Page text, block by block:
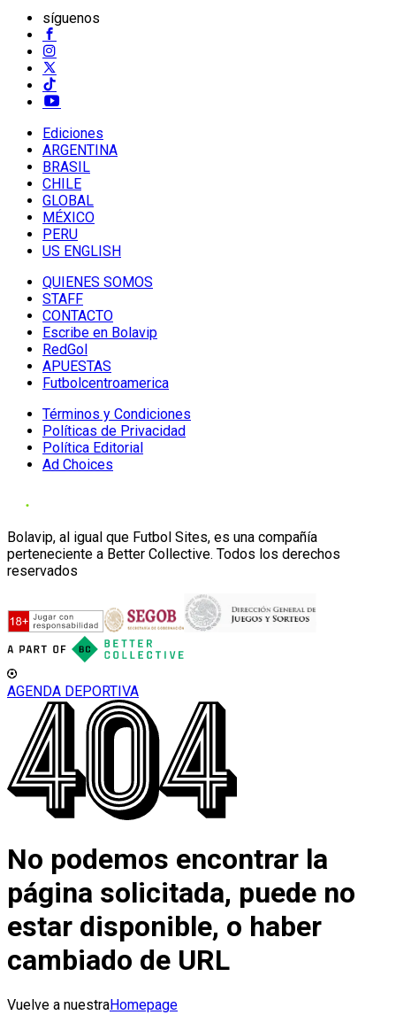
síguenos
Ediciones
ARGENTINA
BRASIL
CHILE
GLOBAL
MÉXICO
PERU
US ENGLISH
QUIENES SOMOS
STAFF
CONTACTO
Escribe en Bolavip
RedGol
APUESTAS
Futbolcentroamerica
Términos y Condiciones
Políticas de Privacidad
Política Editorial
Ad Choices
Bolavip, al igual que Futbol Sites, es una compañía
perteneciente a Better Collective. Todos los derechos
reservados
AGENDA DEPORTIVA
No podemos encontrar la
página solicitada, puede no
estar disponible, o haber
cambiado de URL
Vuelve a nuestraHomepage